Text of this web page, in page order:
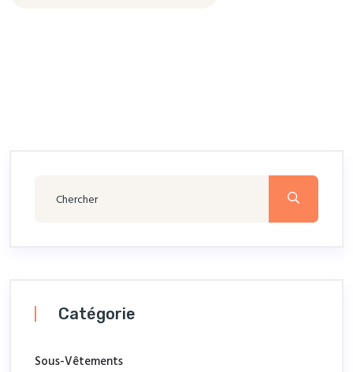
Catégorie
Sous-Vêtements